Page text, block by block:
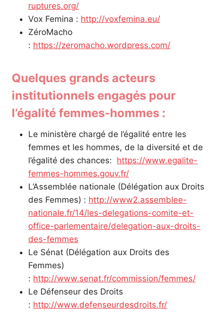
ruptures.org/
Vox Femina : http://voxfemina.eu/
ZéroMacho
: https://zeromacho.wordpress.com/
Quelques grands acteurs
institutionnels engagés pour
l’égalité femmes-hommes :
Le ministère chargé de l’égalité entre les
femmes et les hommes, de la diversité et de
l’égalité des chances: https://www.egalite-
femmes-hommes.gouv.fr/
L’Assemblée nationale (Délégation aux Droits
des Femmes) : http://www2.assemblee-
nationale.fr/14/les-delegations-comite-et-
office-parlementaire/delegation-aux-droits-
des-femmes
Le Sénat (Délégation aux Droits des
Femmes)
: http://www.senat.fr/commission/femmes/
Le Défenseur des Droits
: http://www.defenseurdesdroits.fr/